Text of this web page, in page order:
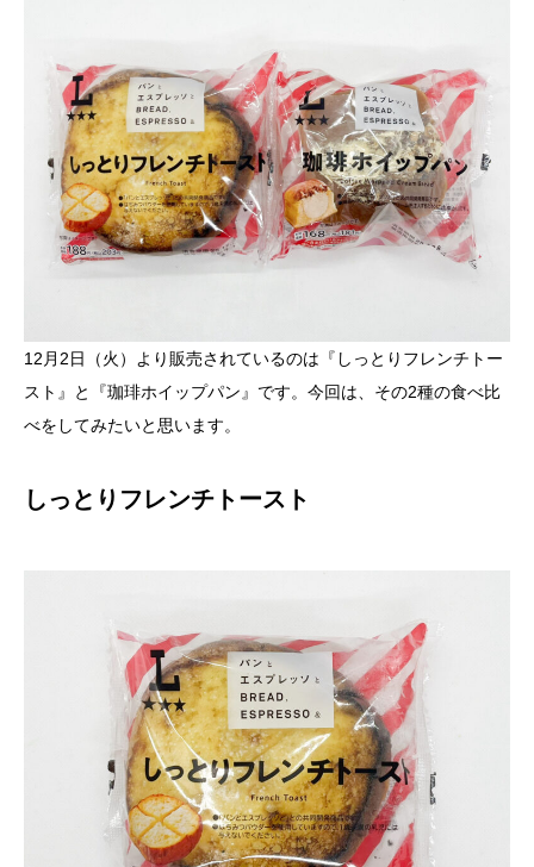
12月2日（火）より販売されているのは『しっとりフレンチトー
スト』と『珈琲ホイップパン』です。今回は、その2種の食べ比
べをしてみたいと思います。
しっとりフレンチトースト